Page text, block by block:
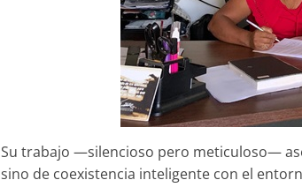
Su trabajo —silencioso pero meticuloso—
sino de coexistencia inteligente con el